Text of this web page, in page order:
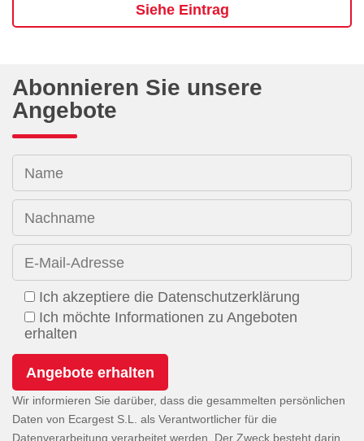
Siehe Eintrag
Abonnieren Sie unsere
Angebote
Name
Nachname
E-Mail-Adresse
Ich akzeptiere die Datenschutzerklärung
Ich möchte Informationen zu Angeboten
erhalten
Wir informieren Sie darüber, dass die gesammelten persönlichen
Daten von Ecargest S.L. als Verantwortlicher für die
Datenverarbeitung verarbeitet werden. Der Zweck besteht darin,